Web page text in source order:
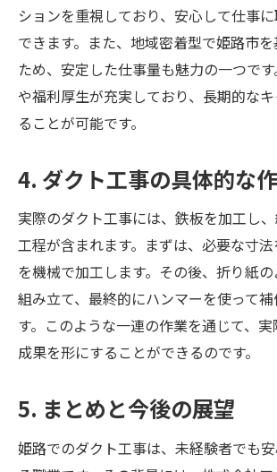
ションを重視しており、安心して仕事
できます。また、地域密着型で姫路市
ため、安定した仕事量も魅力の一つで
や福利厚生が充実しており、長期的な
ることが可能です。
4. ダクト工事の具体的な
実際のダクト工事には、鉄板を加工し
工程が含まれます。まずは、必要な寸
を機械で加工します。その後、折り紙
組み立て、最終的にハンマーを使って
す。このような一連の作業を通じて、
成果を形にすることができるのです。
5. まとめと今後の展望
姫路でのダクト工事は、未経験者でも